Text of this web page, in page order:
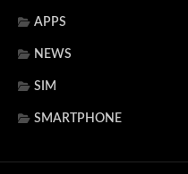
APPS
NEWS
SIM
SMARTPHONE